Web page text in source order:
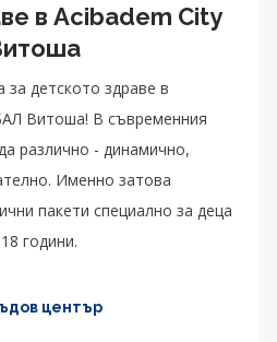
в Acibadem City
детското здраве в
Витоша! В съвременния
различно - динамично,
Именно затова
пакети специално за деца
години.
център